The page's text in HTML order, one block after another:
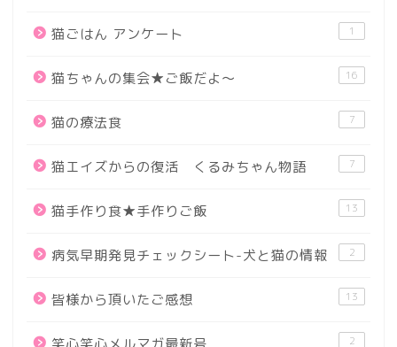
猫ごはん アンケート 1
猫ちゃんの集会★ご飯だよ～ 16
猫の療法食 7
猫エイズからの復活 くるみちゃん物語 7
猫手作り食★手作りご飯 13
病気早期発見チェックシート-犬と猫の情報 2
皆様から頂いたご感想 13
2